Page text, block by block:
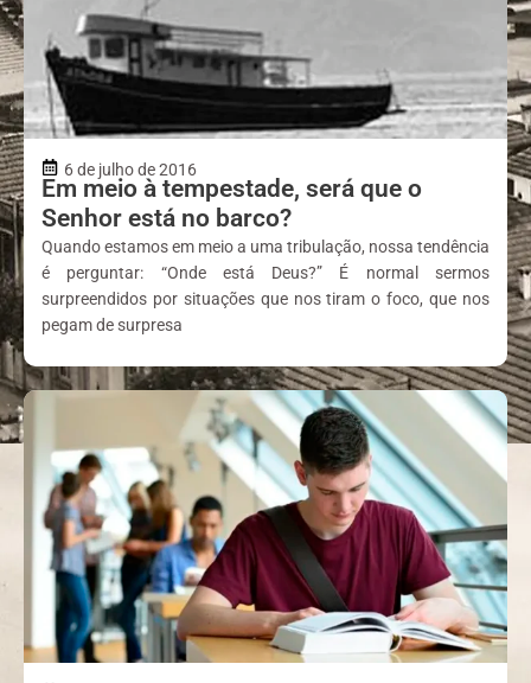
6 de julho de 2016
Em meio à tempestade, será que o
Senhor está no barco?
Quando estamos em meio a uma tribulação, nossa tendência
é perguntar: “Onde está Deus?” É normal sermos
surpreendidos por situações que nos tiram o foco, que nos
pegam de surpresa